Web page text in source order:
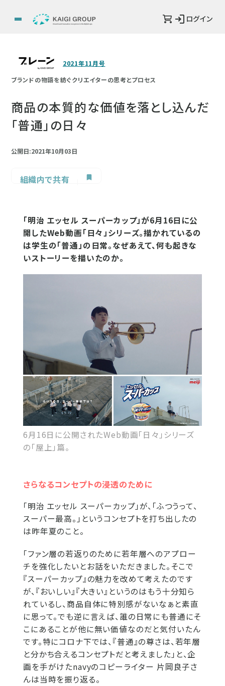
ログイン
2021年11月号
ブランドの物語を紡ぐクリエイターの思考とプロセス
商品の本質的な価値を落とし込んだ
「普通」の日々
公開日:2021年10月03日
組織内で共有
「明治 エッセル スーパーカップ」が6月16日に公
開したWeb動画「日々」シリーズ。描かれているの
は学生の「普通」の日常。なぜあえて、何も起きな
いストーリーを描いたのか。
6月16日に公開されたWeb動画「日々」シリーズ
の「屋上」篇。
さらなるコンセプトの浸透のために
「明治 エッセル スーパーカップ」が、「ふつうって、
スーパー最高。」というコンセプトを打ち出したの
は昨年夏のこと。
「ファン層の若返りのために若年層へのアプロー
チを強化したいとお話をいただきました。そこで
『スーパーカップ』の魅力を改めて考えたのです
が、『おいしい』『大きい』というのはもう十分知ら
れているし、商品自体に特別感がないなぁと素直
に思って。でも逆に言えば、誰の日常にも普通にそ
こにあることが他に無い価値なのだと気付いたん
です。特にコロナ下では、『普通』の尊さは、若年層
と分かち合えるコンセプトだと考えました」と、企
画を手がけたnavyのコピーライター 片岡良子さ
んは当時を振り返る。